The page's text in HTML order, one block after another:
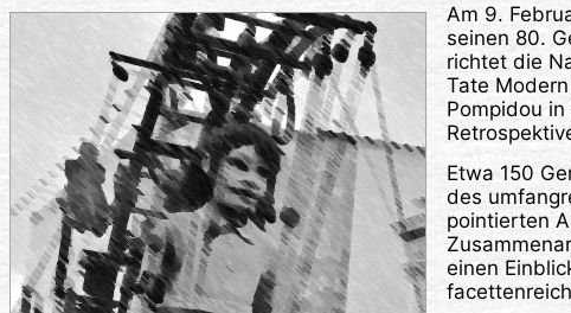
Am 9.
seinen 80.
richtet die
Tate
Pompidou
Etwa 150
des
pointierten
einen